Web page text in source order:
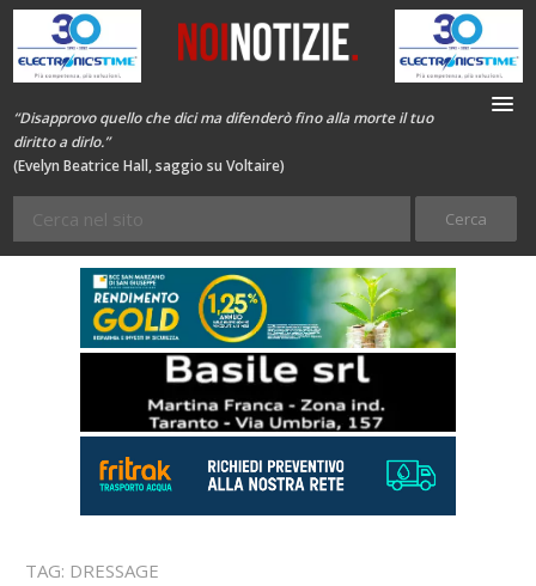
“Disapprovo quello che dici ma difenderò fino alla morte il tuo
diritto a dirlo.”
(Evelyn Beatrice Hall, saggio su Voltaire)
TAG: DRESSAGE